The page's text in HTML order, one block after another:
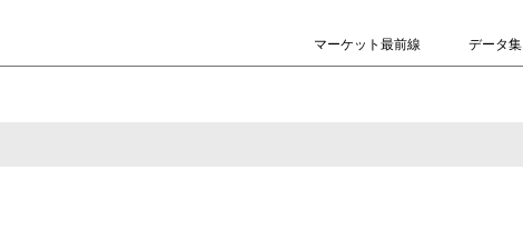
マーケット最前線 データ集